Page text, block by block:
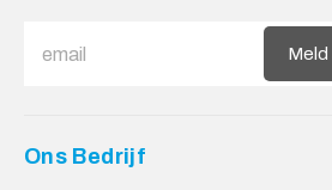
Meld
Ons Bedrijf